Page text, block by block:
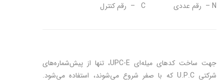
N – رقم عددی C – رقم کنترل
جهت ساخت کدهای میله‌ای UPC-E، تنها از پيش‌شماره‌های
شرکتی U.P.C که با صفر شروع می‌شوند، استفاده می‌شود.